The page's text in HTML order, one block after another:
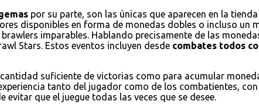
por su parte, son las únicas que aparecen en la
disponibles en forma de monedas dobles o incluso un
imparables. Hablando precisamente de las
Stars. Estos eventos incluyen desde combates todos
suficiente de victorias como para acumular
tanto del jugador como de los combatientes,
evitar que el juegue todas las veces que se desee.